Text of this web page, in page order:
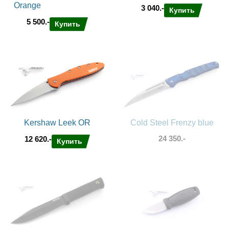
Orange
5 500.-
Купить
3 040.-
Купить
Kershaw Leek OR
12 620.-
Купить
Cold Steel Frenzy blue
24 350.-